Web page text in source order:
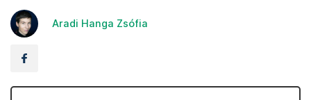
Aradi Hanga Zsófia